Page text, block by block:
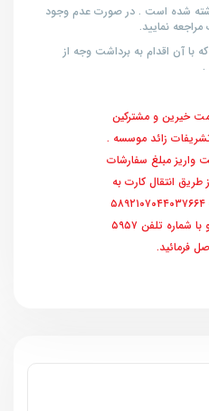
شده است . در صورت عدم وجود
نمایید.
با آن اقدام به برداشت وجه از
.
خیرین و مشترکین
زائد موسسه .
مبلغ سفارشات
انتقال کارت به
کارت به شماره کارت ۵۸۹۲۱۰۷۰۴۴۰۳۷۶۶۴
بنام موسسه اقدام و با شماره تلفن ۵۹۵۷
فرمائید.